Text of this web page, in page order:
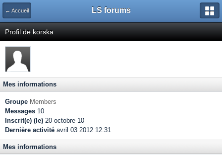
← Accueil LS forums
Profil de korska
Mes informations
Groupe Members
Messages 10
Inscrit(e) (le) 20-octobre 10
Dernière activité avril 03 2012 12:31
Mes informations